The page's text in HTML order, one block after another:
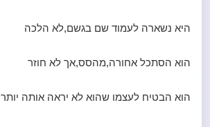
היא נשארה לעמוד שם בגשם,לא הלכה
הוא הסתכל אחורה,מהסס,אך לא חוזר
הוא הבטיח לעצמו שהוא לא יראה אותה יותר